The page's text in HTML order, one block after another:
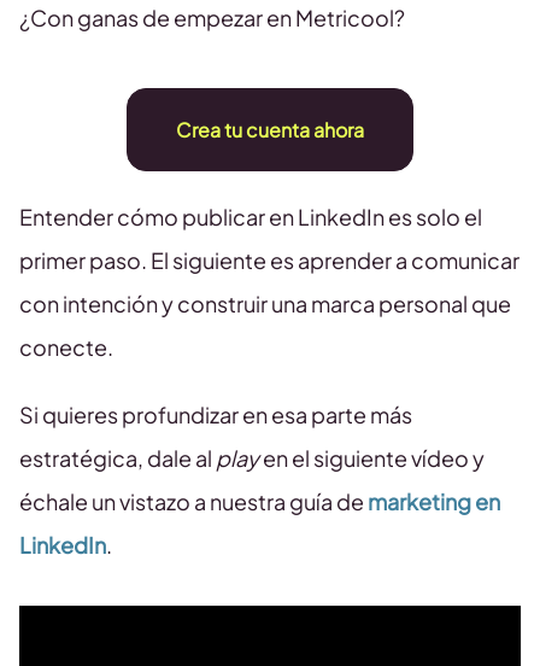
¿Con ganas de empezar en Metricool?
Crea tu cuenta ahora
Entender cómo publicar en LinkedIn es solo el
primer paso. El siguiente es aprender a comunicar
con intención y construir una marca personal que
conecte.
Si quieres profundizar en esa parte más
estratégica, dale al playen el siguiente vídeo y
échale un vistazo a nuestra guía de marketing en
LinkedIn.